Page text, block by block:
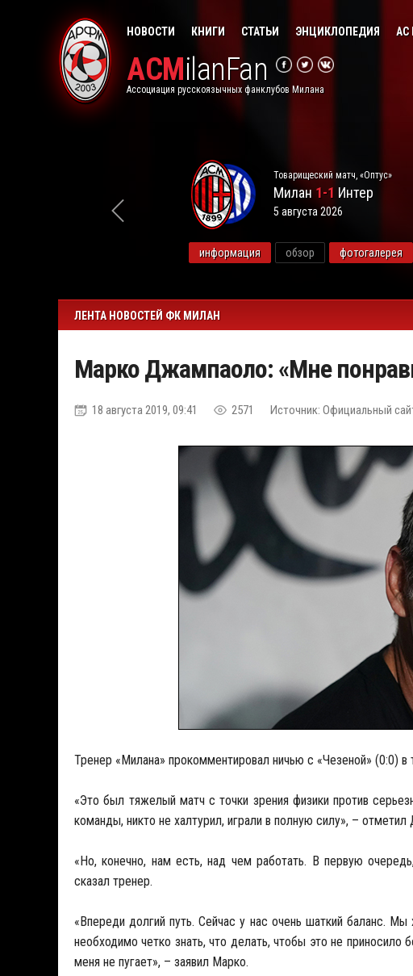
НОВОСТИ КНИГИ СТАТЬИ ЭНЦИКЛОПЕДИЯ AC
ACMilanFan
Ассоциация русскоязычных фанклубов Милана
Товарищеский матч, «Оптус»
Милан 1-1 Интер
5 августа 2026
информация обзор фотогалерея
ЛЕНТА НОВОСТЕЙ ФК МИЛАН
Марко Джампаоло: «Мне
18 августа 2019, 09:41 2571 Источник: Официальный
Тренер «Милана» прокомментировал ничью с «Чезеной» (0:0)
«Это был тяжелый матч с точки зрения физики против
команды, никто не халтурил, играли в полную силу», –
«Но, конечно, нам есть, над чем работать. В первую
сказал тренер.
«Впереди долгий путь. Сейчас у нас очень шаткий баланс.
необходимо четко знать, что делать, чтобы это не
меня не пугает», – заявил Марко.